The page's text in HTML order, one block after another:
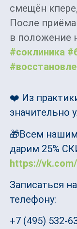
смещён
После
в положение
#соклиника
❤️ Из
значительно
🎁Всем
дарим 25%
https://
Записаться
телефону:
+7 (495) 532-